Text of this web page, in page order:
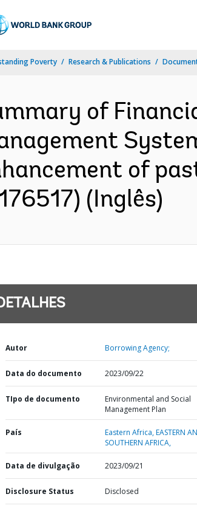
Poverty Research & Publications
of
of
(Inglês)
Autor Borrowing Agency;
Data do documento 2023/09/22
TIpo de documento
Environmental and Social
Management Plan
País Eastern Africa,EASTERN
SOUTHERN AFRICA,
Data de divulgação 2023/09/21
Disclosure Status Disclosed